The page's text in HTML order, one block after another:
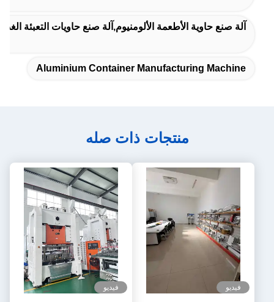
آلة صنع حاوية الأطعمة الألومنيوم,آلة صنع حاويات التعبئة
Aluminium Container Manufacturing Machine
منتجات ذات صله
فيديو فيديو